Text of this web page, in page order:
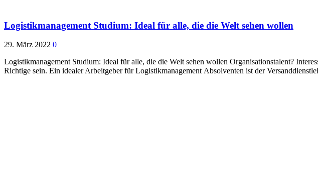
Logistikmanagement Studium: Ideal für alle, die die Welt sehen wollen
29. März 2022 0
Logistikmanagement Studium: Ideal für alle, die die Welt sehen wollen Organisationstalent?
Richtige sein. Ein idealer Arbeitgeber für Logistikmanagement Absolventen ist der